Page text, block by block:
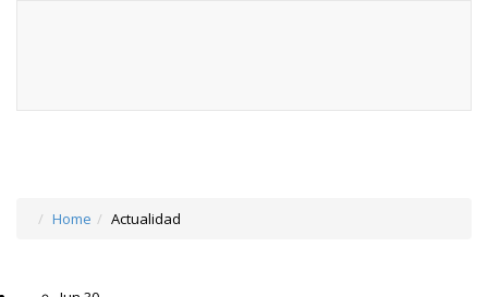
Home Actualidad